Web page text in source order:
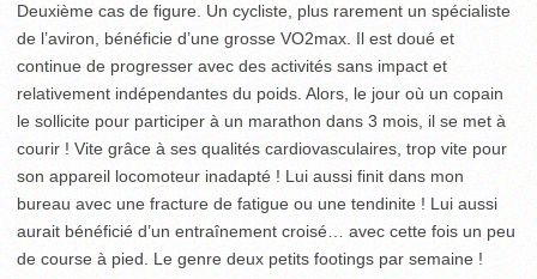
Deuxième cas de figure. Un cycliste, plus rarement un spécialiste
de l’aviron, bénéficie d’une grosse VO2max. Il est doué et
continue de progresser avec des activités sans impact et
relativement indépendantes du poids. Alors, le jour où un copain
le sollicite pour participer à un marathon dans 3 mois, il se met à
courir ! Vite grâce à ses qualités cardiovasculaires, trop vite pour
son appareil locomoteur inadapté ! Lui aussi finit dans mon
bureau avec une fracture de fatigue ou une tendinite ! Lui aussi
aurait bénéficié d’un entraînement croisé… avec cette fois un peu
de course à pied. Le genre deux petits footings par semaine !